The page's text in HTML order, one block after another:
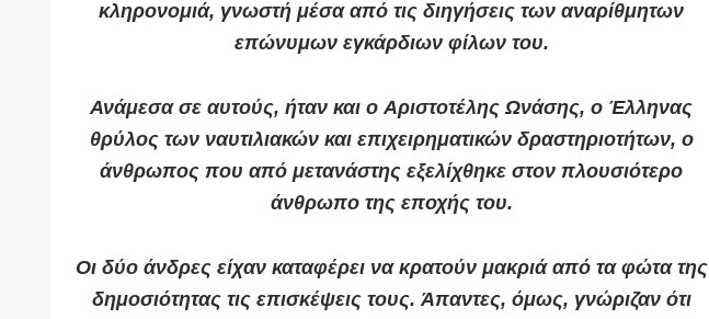
κληρονομιά, γνωστή μέσα από τις διηγήσεις των αναρίθμητων
επώνυμων εγκάρδιων φίλων του.
Ανάμεσα σε αυτούς, ήταν και οΑριστοτέλης Ωνάσης, ο Έλληνας
θρύλος των ναυτιλιακών και επιχειρηματικών δραστηριοτήτων, ο
άνθρωπος που από μετανάστης εξελίχθηκε στον πλουσιότερο
άνθρωπο της εποχής του.
Οι δύο άνδρες είχαν καταφέρει να κρατούν μακριά από τα φώτα της
δημοσιότητας τις επισκέψεις τους.Άπαντες, όμως, γνώριζαν ότι